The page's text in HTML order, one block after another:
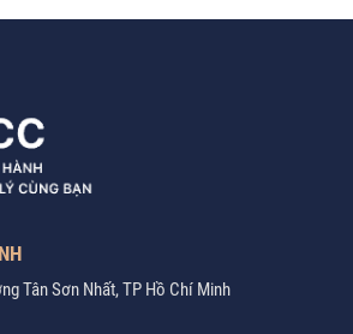
Tân Sơn Nhất, TP Hồ Chí Minh